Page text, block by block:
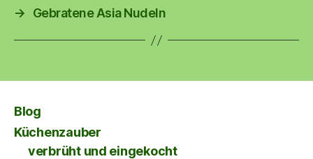
→
Gebratene Asia Nudeln
Blog
Küchenzauber
verbrüht und eingekocht